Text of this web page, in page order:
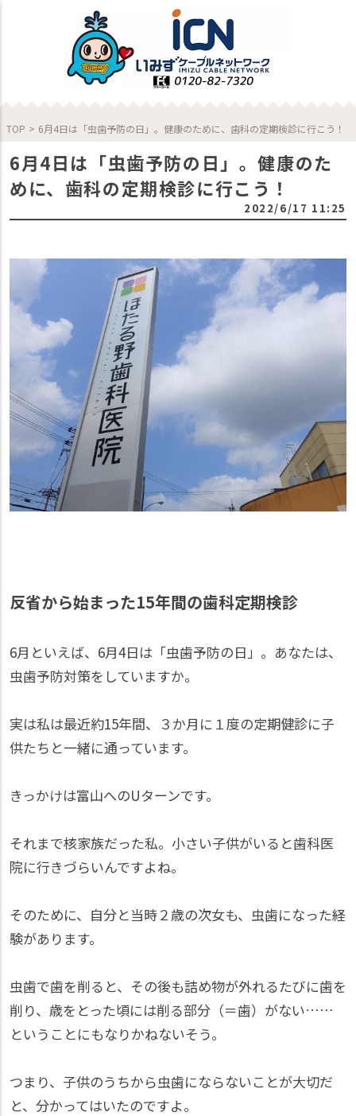
TOP > 6月4日は「虫歯予防の日」。健康のために、歯科の定期検診に行こう！
6月4日は「虫歯予防の日」。健康のた
めに、歯科の定期検診に行こう！
2022/6/17 11:25
反省から始まった15年間の歯科定期検診
6月といえば、6月4日は「虫歯予防の日」。あなたは、
虫歯予防対策をしていますか。
実は私は最近約15年間、３か月に１度の定期健診に子
供たちと一緒に通っています。
きっかけは富山へのUターンです。
それまで核家族だった私。小さい子供がいると歯科医
院に行きづらいんですよね。
そのために、自分と当時２歳の次女も、虫歯になった経
験があります。
虫歯で歯を削ると、その後も詰め物が外れるたびに歯を
削り、歳をとった頃には削る部分（＝歯）がない……
ということにもなりかねないそう。
つまり、子供のうちから虫歯にならないことが大切だ
と、分かってはいたのですよ。